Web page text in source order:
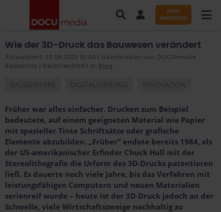
AUFTRÄGE NACH BRANCHE
AUFTRÄGE NACH ORT
WISSENSWERTES
ÜBER DOCUMEDIA
KONTAKT
INFOS
ANFORDERN
Wie der 3D-Druck das Bauwesen verändert
Aktualisiert: 23.08.2023 10:40
| Geschrieben von: DOCUmedia
Redaktion |
Veröffentlicht in: Blog
BAUGEWERBE DIGITALISIERUNG INNOVATION
Früher war alles einfacher. Drucken zum Beispiel
bedeutete, auf einem geeigneten Material wie Papier
mit spezieller Tinte Schriftsätze oder grafische
Elemente abzubilden. „Früher“ endete bereits 1984, als
der US-amerikanischer Erfinder Chuck Hull mit der
Stereolithografie die Urform des 3D-Drucks patentieren
ließ. Es dauerte noch viele Jahre, bis das Verfahren mit
leistungsfähigen Computern und neuen Materialien
serienreif wurde – heute ist der 3D-Druck jedoch an der
Schwelle, viele Wirtschaftszweige nachhaltig zu